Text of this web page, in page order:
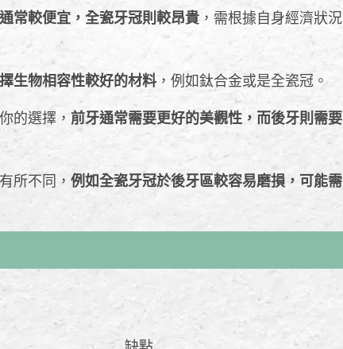
常較便宜，全瓷牙冠則較昂貴 ，需根據自身經濟狀況
生物相容性較好的材料，例如鈦合金或是全瓷冠。
的選擇， 前牙通常需要更好的美觀性，而後牙則需要
所不同， 例如全瓷牙冠於後牙區較容易磨損，可能需